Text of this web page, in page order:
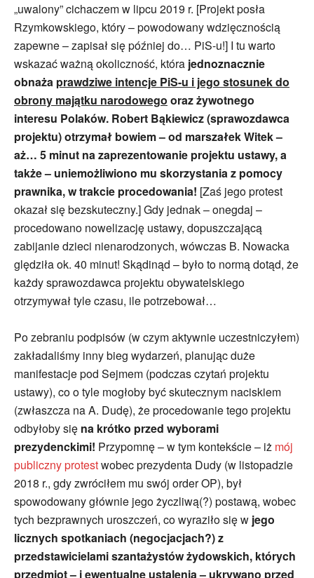
„uwalony” cichaczem w lipcu 2019 r. [Projekt posła
Rzymkowskiego, który – powodowany wdzięcznością
zapewne – zapisał się później do… PiS-u!] I tu warto
wskazać ważną okoliczność, która jednoznacznie
obnaża prawdziwe intencje PiS-u i jego stosunek do
obrony majątku narodowego oraz żywotnego
interesu Polaków. Robert Bąkiewicz (sprawozdawca
projektu) otrzymał bowiem – od marszałek Witek –
aż… 5 minut na zaprezentowanie projektu ustawy, a
także – uniemożliwiono mu skorzystania z pomocy
prawnika, w trakcie procedowania! [Zaś jego protest
okazał się bezskuteczny.] Gdy jednak – onegdaj –
procedowano nowelizację ustawy, dopuszczającą
zabijanie dzieci nienarodzonych, wówczas B. Nowacka
ględziła ok. 40 minut! Skądinąd – było to normą dotąd, że
każdy sprawozdawca projektu obywatelskiego
otrzymywał tyle czasu, ile potrzebował…
Po zebraniu podpisów (w czym aktywnie uczestniczyłem)
zakładaliśmy inny bieg wydarzeń, planując duże
manifestacje pod Sejmem (podczas czytań projektu
ustawy), co o tyle mogłoby być skutecznym naciskiem
(zwłaszcza na A. Dudę), że procedowanie tego projektu
odbyłoby się na krótko przed wyborami
prezydenckimi! Przypomnę – w tym kontekście – iż mój
publiczny protestwobec prezydenta Dudy (w listopadzie
2018 r., gdy zwróciłem mu swój order OP), był
spowodowany głównie jego życzliwą(?) postawą, wobec
tych bezprawnych uroszczeń, co wyraziło się w jego
licznych spotkaniach (negocjacjach?) z
przedstawicielami szantażystów żydowskich, których
przedmiot – i ewentualne ustalenia – ukrywano przed